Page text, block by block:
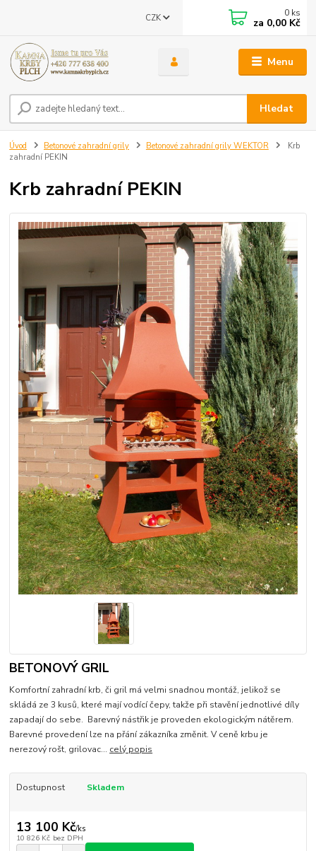
Menu
CZK
Hledat
0 ks
za 0,00 Kč
Úvod Betonové zahradní grily Betonové zahradní grily WEKTOR
Krb
zahradní PEKIN
Krb zahradní PEKIN
BETONOVÝ GRIL
Komfortní zahradní krb, či gril má velmi snadnou montáž, jelikož se
skládá ze 3 kusů, které mají vodící čepy, takže při stavění jednotlivé díly
zapadají do sebe. Barevný nástřik je proveden ekologickým nátěrem.
Barevné provedení lze na přání zákazníka změnit. V ceně krbu je
nerezový rošt, grilovac... celý popis
Dostupnost Skladem
13 100 Kč/ks
10 826 Kč bez DPH